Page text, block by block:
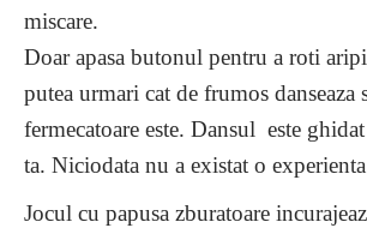
miscare.
Doar apasa butonul pentru a roti
putea urmari cat de frumos danseaza
fermecatoare este. Dansul este
ta. Niciodata nu a existat o
Jocul cu papusa zburatoare